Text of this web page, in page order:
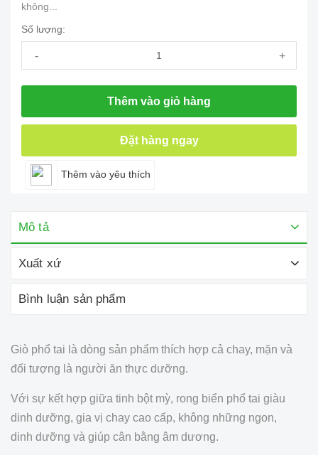
không...
Số lượng:
- +
Thêm vào giỏ hàng
Đặt hàng ngay
Thêm vào yêu thích
Mô tả
Xuất xứ
Bình luận sản phẩm
Giò phổ tai là dòng sản phẩm thích hợp cả chay, mặn và
đối tượng là người ăn thực dưỡng.
Với sự kết hợp giữa tinh bột mỳ, rong biển phổ tai giàu
dinh dưỡng, gia vị chay cao cấp, không những ngon,
dinh dưỡng và giúp cân bằng âm dương.